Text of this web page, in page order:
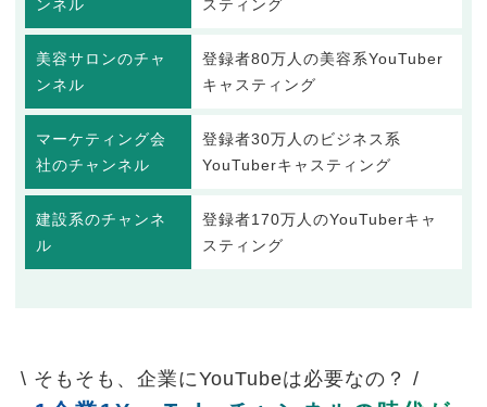
ンネル
スティング
美容サロンのチャ
ンネル
登録者80万人の美容系YouTuber
キャスティング
マーケティング会
社のチャンネル
登録者30万人のビジネス系
YouTuberキャスティング
建設系のチャンネ
ル
登録者170万人のYouTuberキャ
スティング
\ そもそも、企業にYouTubeは必要なの？ /